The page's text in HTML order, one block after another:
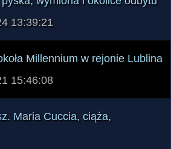
wymiona i okolice odbytu
13:39:21
Millennium w rejonie Lublina
15:46:08
Maria Cuccia, ciąża,